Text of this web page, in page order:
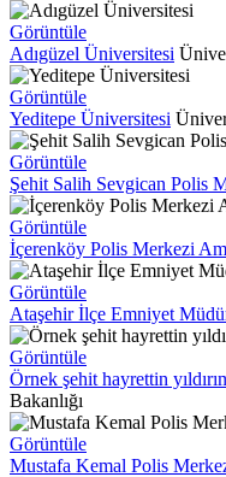
Görüntüle
Adıgüzel Üniversitesi
Görüntüle
Yeditepe Üniversitesi
Görüntüle
Şehit Salih Sevgican Polis
Görüntüle
İçerenköy Polis Merkezi
Görüntüle
Ataşehir İlçe Emniyet
Görüntüle
Örnek şehit hayrettin
Bakanlığı
Görüntüle
Mustafa Kemal Polis